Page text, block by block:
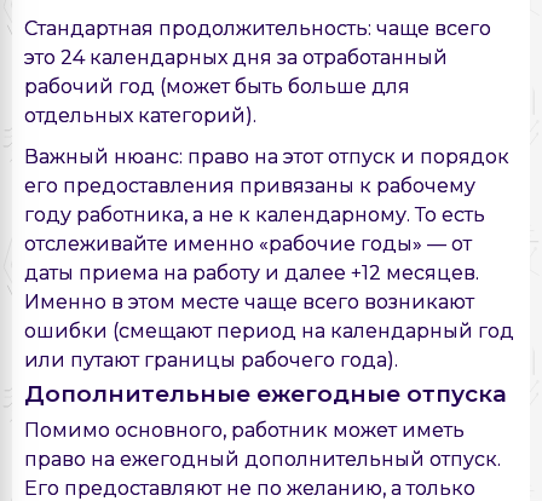
Стандартная продолжительность: чаще всего
это 24 календарных дня за отработанный
рабочий год (может быть больше для
отдельных категорий).
Важный нюанс: право на этот отпуск и порядок
его предоставления привязаны к рабочему
году работника, а не к календарному. То есть
отслеживайте именно «рабочие годы» — от
даты приема на работу и далее +12 месяцев.
Именно в этом месте чаще всего возникают
ошибки (смещают период на календарный год
или путают границы рабочего года).
Дополнительные ежегодные отпуска
Помимо основного, работник может иметь
право на ежегодный дополнительный отпуск.
Его предоставляют не по желанию, а только